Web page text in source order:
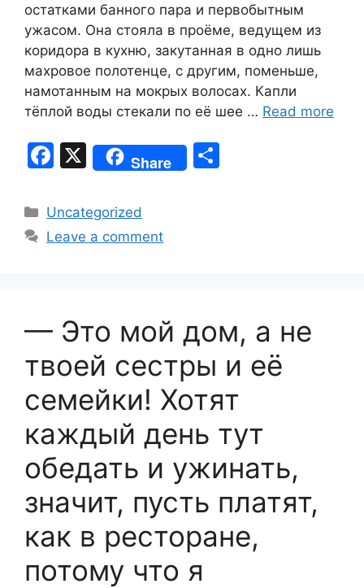
остатками банного пара и первобытным
ужасом. Она стояла в проёме, ведущем из
коридора в кухню, закутанная в одно лишь
махровое полотенце, с другим, поменьше,
намотанным на мокрых волосах. Капли
тёплой воды стекали по её шее … Read more
F
c
e
k
X Share
Categories
Uncategorized
Leave a comment
— Это мой дом, а не
твоей сестры и её
семейки! Хотят
каждый день тут
обедать и ужинать,
значит, пусть платят,
как в ресторане,
потому что я